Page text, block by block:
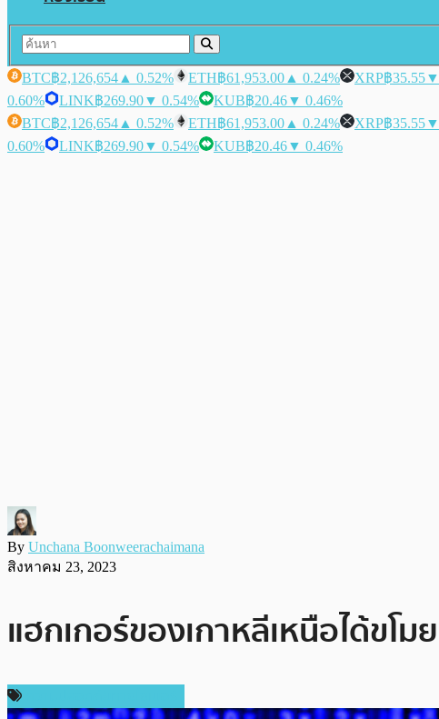
BTC฿2,126,654 ▲ 0.52% ETH฿61,953.00 ▲ 0.24% XRP฿35.55▼
0.60%
LINK฿269.90▼ 0.54% KUB฿20.46▼ 0.46%
BTC฿2,126,654 ▲ 0.52% ETH฿61,953.00 ▲ 0.24% XRP฿35.55▼
0.60%
LINK฿269.90▼ 0.54% KUB฿20.46▼ 0.46%
By Unchana Boonweerachaimana
สิงหาคม 23, 2023
แฮกเกอร์ของเกาหลีเหนือได้ขโ